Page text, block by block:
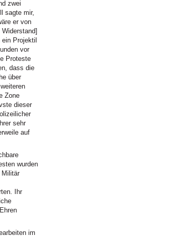
zwei
sagte mir,
er von
Projektil
vor
Proteste
dass die
über
Zone
dieser
sehr
auf
wurden
Militär
Ihr
im